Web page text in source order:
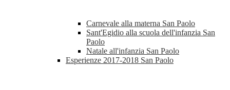
Carnevale alla materna San Paolo
Sant'Egidio alla scuola dell'infanzia San
Paolo
Natale all'infanzia San Paolo
Esperienze 2017-2018 San Paolo